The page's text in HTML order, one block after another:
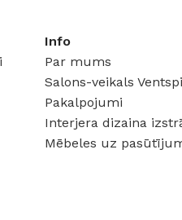
Info
Par mums
Salons-veikals
Pakalpojumi
Interjera dizaina
Mēbeles uz